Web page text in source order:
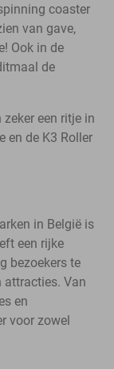
coaster
van gave,
Ook in de
de
een ritje in
en de K3 Roller
in België is
een rijke
bezoekers te
attracties. Van
en
voor zowel